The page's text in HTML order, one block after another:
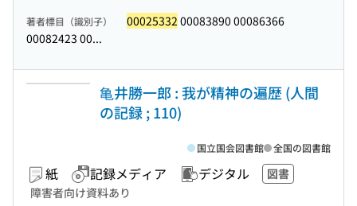
著者標目（識別子） 00025332 00083890 00086366
00082423 00...
亀井勝一郎 : 我が精神の遍歴 (人間
の記録 ; 110)
紙 記録メディア デジタル
図書
障害者向け資料あり
国立国会図書館 全国の図書館